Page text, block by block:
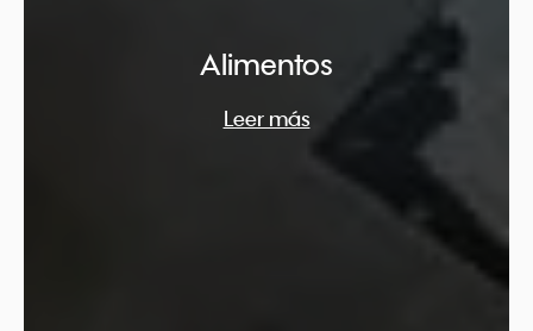
Alimentos
Leer más